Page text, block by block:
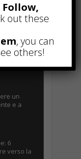
i 5
Torino
un
e a
6
verso la
Follow,
out these
, you can
others!